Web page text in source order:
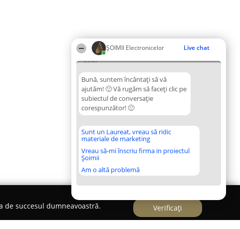
ȘOIMII Electronicelor Live chat
09:45
Bună, suntem încântați să vă
ajutăm! 🙂 Vă rugăm să faceți clic pe
subiectul de conversație
corespunzător! 🙂
Sunt un Laureat, vreau să ridic
materiale de marketing
Vreau să-mi înscriu firma in proiectul
Șoimii
Am o altă problemă
succesul dumneavoastră.
Verificați